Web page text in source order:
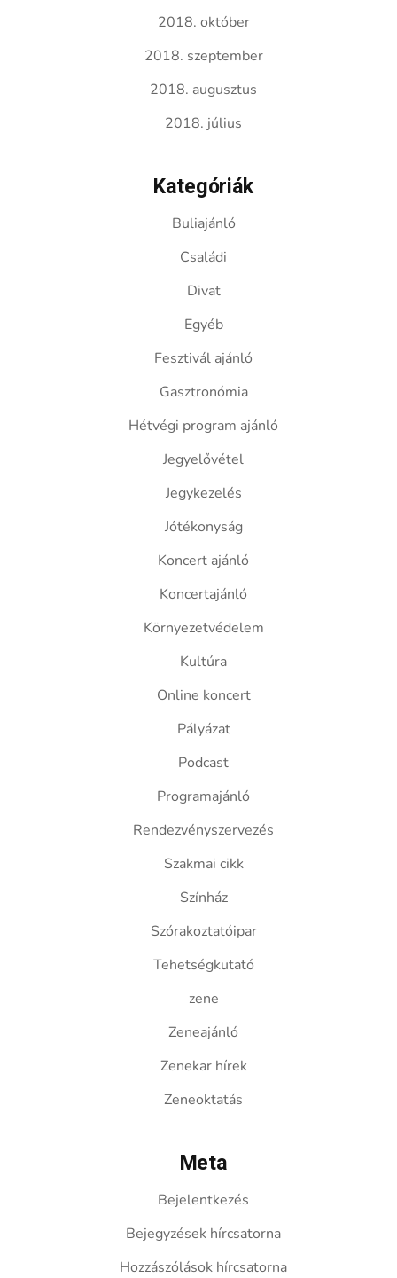
2018. október
2018. szeptember
2018. augusztus
2018. július
Kategóriák
Buliajánló
Családi
Divat
Egyéb
Fesztivál ajánló
Gasztronómia
Hétvégi program ajánló
Jegyelővétel
Jegykezelés
Jótékonyság
Koncert ajánló
Koncertajánló
Környezetvédelem
Kultúra
Online koncert
Pályázat
Podcast
Programajánló
Rendezvényszervezés
Szakmai cikk
Színház
Szórakoztatóipar
Tehetségkutató
zene
Zeneajánló
Zenekar hírek
Zeneoktatás
Meta
Bejelentkezés
Bejegyzések hírcsatorna
Hozzászólások hírcsatorna